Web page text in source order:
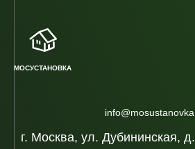
г. Москва, ул. Дубининская,
МОСУСТАНОВКА